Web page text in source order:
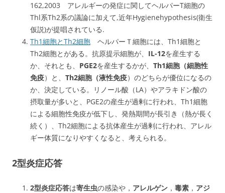
162,2003 アレルギーの発症に関してヘルパーT細胞の
Thl系Th2系の議論に加えて,近年Hygienehypothesis(衛生
仮説)が提唱されている.
Th1細胞とTh2細胞 ヘルパーＴ細胞には、Th1細胞と
Th2細胞とがある。抗原提示細胞が、 IL-12を産生する
か、それとも、 PGE2を産生するかが、 Th1細胞（細胞性
免疫）と、 Th2細胞（液性免疫）のどちらが優位になるの
か、決定している。リノール酸（LA）やアラキドン酸の
摂取量が多いと、PGE2の産生が過剰に行われ、Th1細胞
による細胞性免疫が低下し、発熱期間が長引き（熱が長く
続く）、Th2細胞による抗体産生が過剰に行われ、アレル
ギー体質になりやすくなると、考えられる。
2型炎症応答
2型炎症応答は寄生虫の感染や， アレルゲン ， 毒素 ， アジ